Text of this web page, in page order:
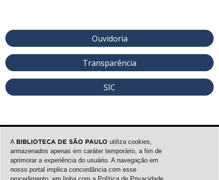
Ouvidoria
Transparência
SIC
A BIBLIOTECA DE SÃO PAULO utiliza cookies,
armazenados apenas em caráter temporário, a fim de
aprimorar a experiência do usuário. A navegação em
nosso portal implica concordância com esse